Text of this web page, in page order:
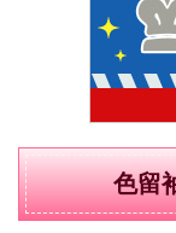
色留